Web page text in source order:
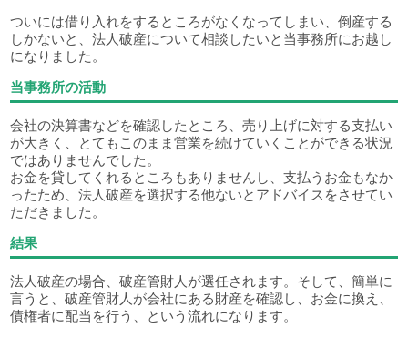
ついには借り入れをするところがなくなってしまい、倒産する
しかないと、法人破産について相談したいと当事務所にお越し
になりました。
当事務所の活動
会社の決算書などを確認したところ、売り上げに対する支払い
が大きく、とてもこのまま営業を続けていくことができる状況
ではありませんでした。
お金を貸してくれるところもありませんし、支払うお金もなか
ったため、法人破産を選択する他ないとアドバイスをさせてい
ただきました。
結果
法人破産の場合、破産管財人が選任されます。そして、簡単に
言うと、破産管財人が会社にある財産を確認し、お金に換え、
債権者に配当を行う、という流れになります。